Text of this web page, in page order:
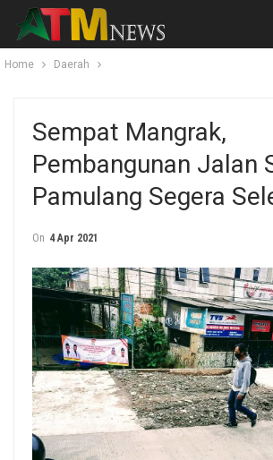
Home Daerah
Sempat Mangrak,
Pembangunan Jalan
Pamulang Segera
On 4 Apr 2021